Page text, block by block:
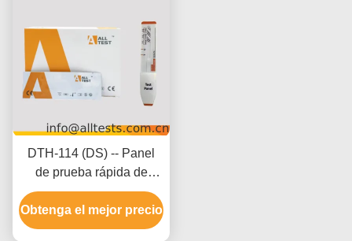
DTH-114 (DS) -- Panel
de prueba rápida de
marihuana (THC) (orina)
Obtenga el mejor precio